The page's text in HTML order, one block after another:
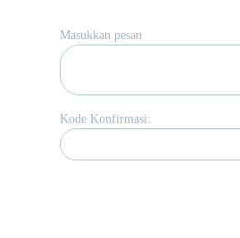
Masukkan pesan
Kode Konfirmasi: